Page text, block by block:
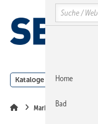
Hauptinhalt
Hauptmenü
SiteSearch
Kataloge Meldungen
Markt + Trends
Search
Home
Bad